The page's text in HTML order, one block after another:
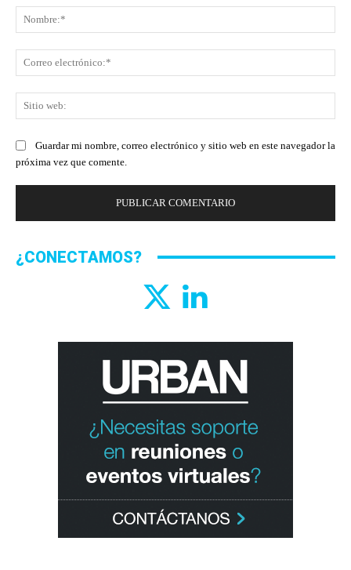
Guardar mi nombre, correo electrónico y sitio web en este navegador la
próxima vez que comente.
¿CONECTAMOS?